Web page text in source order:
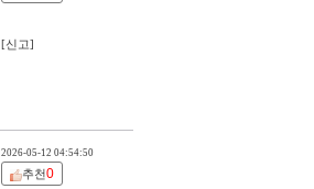
[신고]
2026-05-12 04:54:50
추천0